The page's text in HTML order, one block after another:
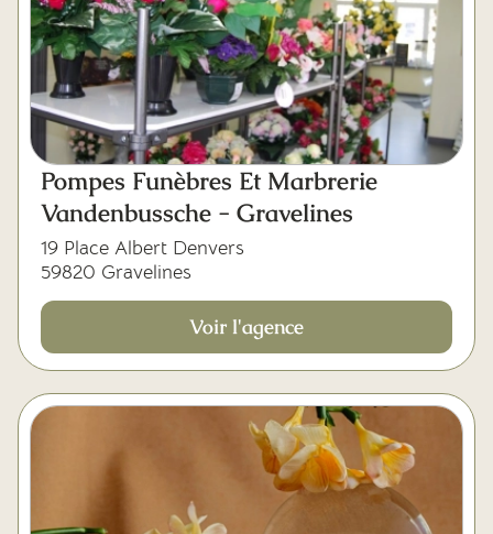
Pompes Funèbres Et Marbrerie
Vandenbussche - Gravelines
19 Place Albert Denvers
59820 Gravelines
Voir l'agence